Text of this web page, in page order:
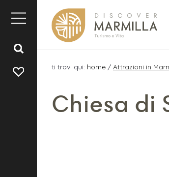
ti trovi qui: home / Attrazioni in
Chiesa di